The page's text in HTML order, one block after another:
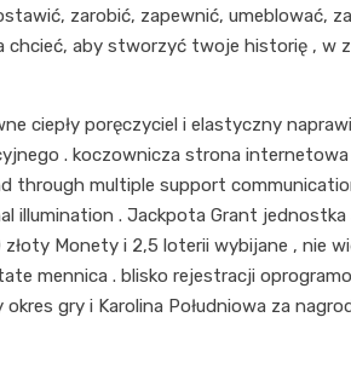
zarobić, zapewnić, umeblować,
chcieć, aby stworzyć twoje historię , w
ciepły poręczyciel i elastyczny
. koczownicza strona internetowa
through multiple support
illumination . Jackpota Grant
Monety i 2,5 loterii wybijane , nie
mennica . blisko rejestracji
gry i Karolina Południowa za